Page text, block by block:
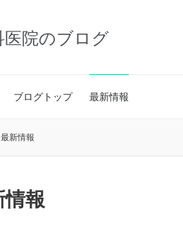
医院のブログ
ブログトップ 最新情報
新情報
情報